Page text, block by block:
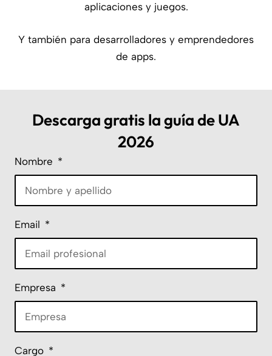
aplicaciones y juegos.
Y también para desarrolladores y emprendedores
de apps.
Descarga gratis la guía de UA
2026
Nombre
Email
Empresa
Cargo